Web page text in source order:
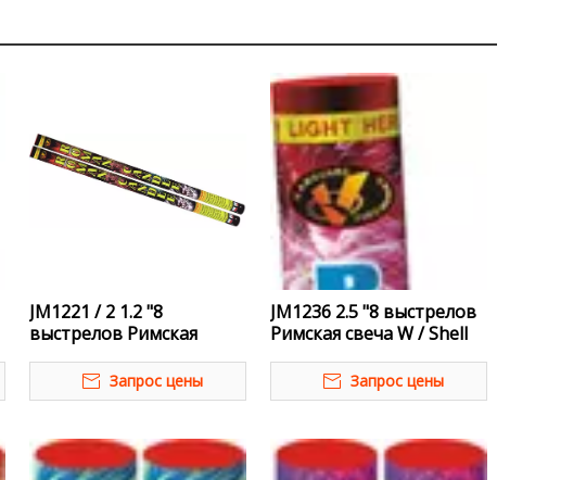
JM1221 / 2 1.2 "8
выстрелов Римская
Запрос цены
JM1236 2.5 "8 выстрелов
Римская свеча W / Shell
Запрос цены